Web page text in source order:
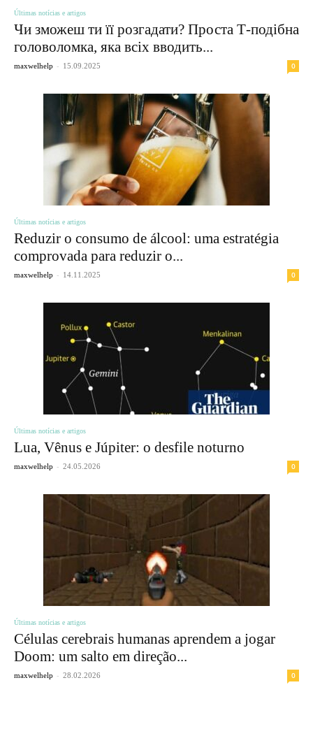
Últimas notícias e artigos
Чи зможеш ти її розгадати? Проста Т-подібна
головоломка, яка всіх вводить...
maxwelhelp - 15.09.2025 0
Últimas notícias e artigos
Reduzir o consumo de álcool: uma estratégia
comprovada para reduzir o...
maxwelhelp - 14.11.2025 0
Últimas notícias e artigos
Lua, Vênus e Júpiter: o desfile noturno
maxwelhelp - 24.05.2026 0
Últimas notícias e artigos
Células cerebrais humanas aprendem a jogar
Doom: um salto em direção...
maxwelhelp - 28.02.2026 0